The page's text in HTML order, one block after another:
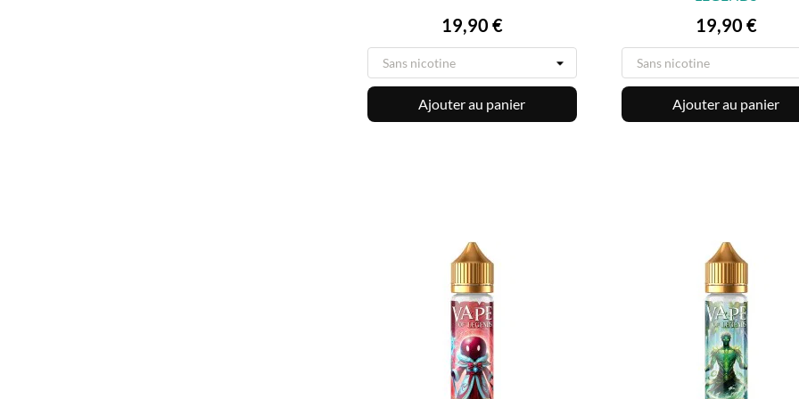
Prix
19,90 €
Ajouter au panier
Prix
19,90 €
Ajouter au panier